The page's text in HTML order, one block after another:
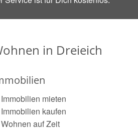
in Dreieich
Immobilien mieten
Immobilien kaufen
Wohnen auf Zeit